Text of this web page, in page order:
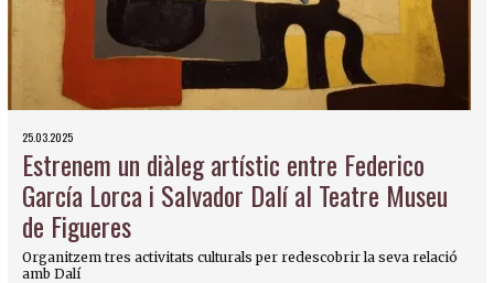
25.03.2025
Estrenem un diàleg artístic entre Federico
García Lorca i Salvador Dalí al Teatre Museu
de Figueres
Organitzem tres activitats culturals per redescobrir la seva relació
amb Dalí